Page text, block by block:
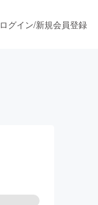
ログイン/新規会員登録